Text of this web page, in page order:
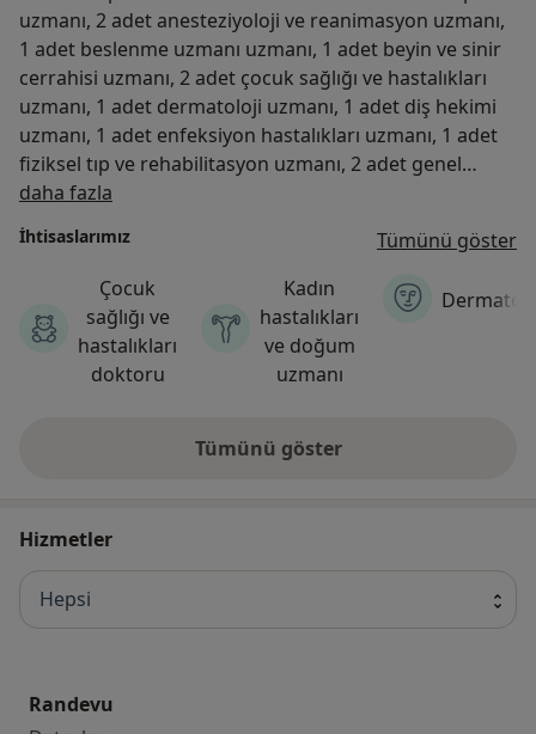
uzmanı, 2 adet anesteziyoloji ve reanimasyon uzmanı,
1 adet beslenme uzmanı uzmanı, 1 adet beyin ve sinir
cerrahisi uzmanı, 2 adet çocuk sağlığı ve hastalıkları
uzmanı, 1 adet dermatoloji uzmanı, 1 adet diş hekimi
uzmanı, 1 adet enfeksiyon hastalıkları uzmanı, 1 adet
fiziksel tıp ve rehabilitasyon uzmanı, 2 adet genel
cerrahi uzmanı, 2 adet göz hastalıkları uzmanı, 2 adet
iç hastalıkları uzmanı, 3 adet kadın hastalıkları ve
doğum uzmanı, 1 adet kardiyoloji uzmanı, 3 adet kulak
burun boğaz uzmanı, 1 adet nöroloji uzmanı, 2 adet
ortopedi ve travmatoloji uzmanı, 1 adet plastik
rekonstrüktif ve estetik cerrahi uzmanı, 1 adet
pratisyen uzmanı, 2 adet radyoloji uzmanı, 1 adet tıbbi
Öğretmenevleri mahallesi 460 sokak No : 48 Konyaaltı
daha fazla
İhtisaslarımız
Tümünü göster
Çocuk
sağlığı ve
hastalıkları
doktoru
Kadın
hastalıkları
ve doğum
uzmanı
Tümünü göster
Hizmetler
Hepsi
Randevu